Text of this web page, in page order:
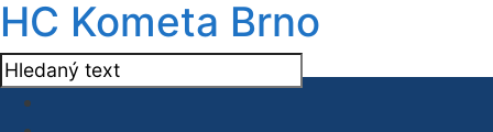
HC Kometa Brno